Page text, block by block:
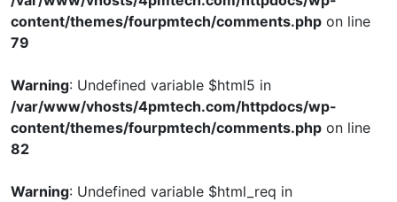
content/themes/fourpmtech/comments.php on line
79
Warning: Undefined variable $html5 in
/var/www/vhosts/4pmtech.com/httpdocs/wp-
content/themes/fourpmtech/comments.php on line
82
Warning: Undefined variable $html_req in